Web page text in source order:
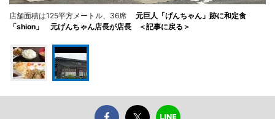
店舗面積は125平方メートル、36席
元巨人「げんちゃん」跡に和定食
「shion」 元げんちゃん店長が店長 ＜記事に戻る＞